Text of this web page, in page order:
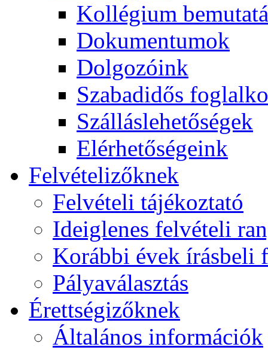
Kollégium
Dokumentumok
Dolgozóink
Szabadidős
Szálláslehetőségek
Elérhetőségeink
Felvételizőknek
Felvételi tájékoztató
Ideiglenes felvételi
Korábbi évek írásbeli
Pályaválasztás
Érettségizőknek
Általános információk